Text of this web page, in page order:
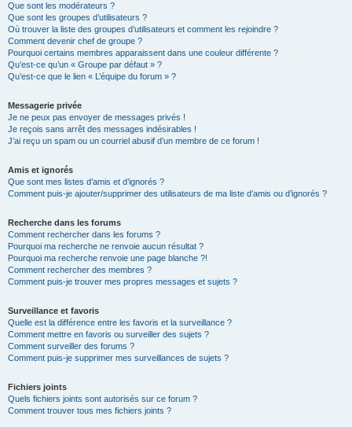
Que sont les modérateurs ?
Que sont les groupes d’utilisateurs ?
Où trouver la liste des groupes d’utilisateurs et comment les rejoindre ?
Comment devenir chef de groupe ?
Pourquoi certains membres apparaissent dans une couleur différente ?
Qu’est-ce qu’un « Groupe par défaut » ?
Qu’est-ce que le lien « L’équipe du forum » ?
Messagerie privée
Je ne peux pas envoyer de messages privés !
Je reçois sans arrêt des messages indésirables !
J’ai reçu un spam ou un courriel abusif d’un membre de ce forum !
Amis et ignorés
Que sont mes listes d’amis et d’ignorés ?
Comment puis-je ajouter/supprimer des utilisateurs de ma liste d’amis ou d’ignorés ?
Recherche dans les forums
Comment rechercher dans les forums ?
Pourquoi ma recherche ne renvoie aucun résultat ?
Pourquoi ma recherche renvoie une page blanche ?!
Comment rechercher des membres ?
Comment puis-je trouver mes propres messages et sujets ?
Surveillance et favoris
Quelle est la différence entre les favoris et la surveillance ?
Comment mettre en favoris ou surveiller des sujets ?
Comment surveiller des forums ?
Comment puis-je supprimer mes surveillances de sujets ?
Fichiers joints
Quels fichiers joints sont autorisés sur ce forum ?
Comment trouver tous mes fichiers joints ?